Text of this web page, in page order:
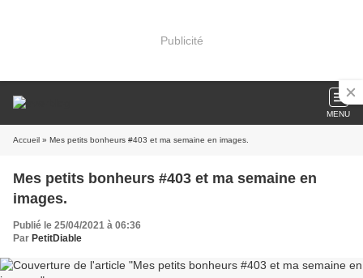
Publicité
MENU
Accueil » Mes petits bonheurs #403 et ma semaine en images.
Mes petits bonheurs #403 et ma semaine en
images.
Publié le 25/04/2021 à 06:36
Par PetitDiable